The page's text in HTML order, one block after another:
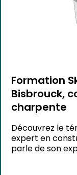
Formation
Bisbrouck,
charpente
Découvrez le
expert en
parle de son